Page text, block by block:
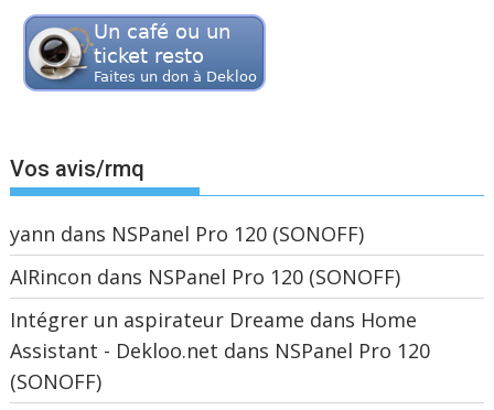
Vos avis/rmq
yann dans NSPanel Pro 120 (SONOFF)
AIRincon dans NSPanel Pro 120 (SONOFF)
Intégrer un aspirateur Dreame dans Home
Assistant - Dekloo.net dans NSPanel Pro 120
(SONOFF)